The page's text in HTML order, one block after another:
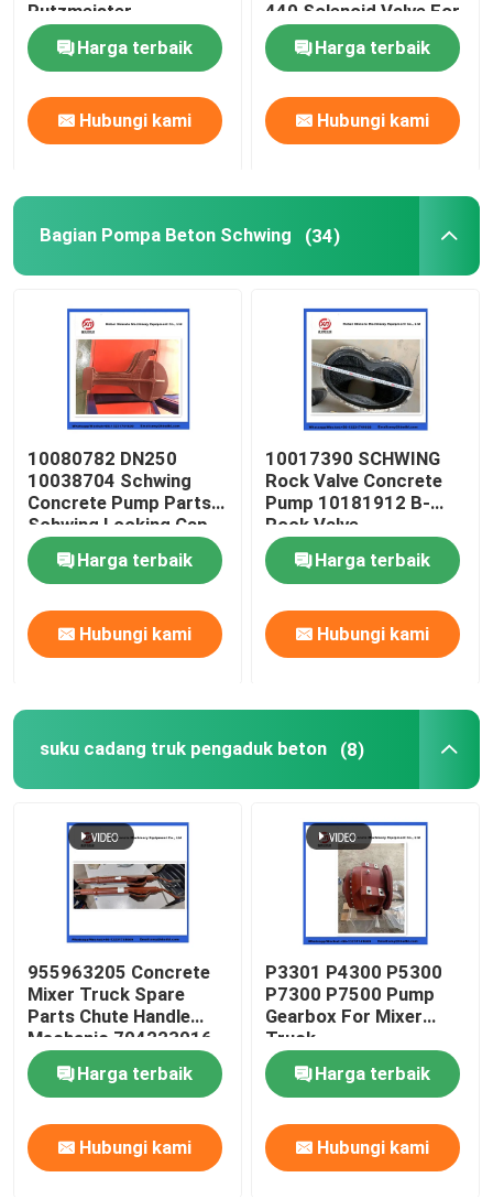
Tentang kita
Wisata pabrik
Kontrol kualitas
Hubungi kami
Quote request suatu
BAGIAN POMPA BETON PUTZMEISTER
Bagian Pompa Beton Schwing
suku cadang truk pengaduk beton
Suku cadang pabrik batching
Konkrit Pompa siku
selang karet pompa beton
Kopling Klem Pompa Beton
Flensa Pompa Beton
Bola pembersih pompa beton
Putzmeister
Agitatoring Paddles
Harga terbaik
Hubungi kami
440 Solenoid Valve For
Concrete Pump
Harga terbaik
Hubungi kami
Bagian Pompa Beton Schwing (34)
10080782 DN250
10038704 Schwing
Concrete Pump Parts
Schwing Locking Cap
Harga terbaik
Hubungi kami
10017390 SCHWING
Rock Valve Concrete
Pump 10181912 B-
Rock Valve
220/180/10059467
210/180Harga terbaik
Hubungi kami
suku cadang truk pengaduk beton (8)
955963205 Concrete
Mixer Truck Spare
Parts Chute Handle
Mechanic 704223016
Harga terbaik
Hubungi kami
P3301 P4300 P5300
P7300 P7500 Pump
Gearbox For Mixer
Truck
Harga terbaik
Hubungi kami